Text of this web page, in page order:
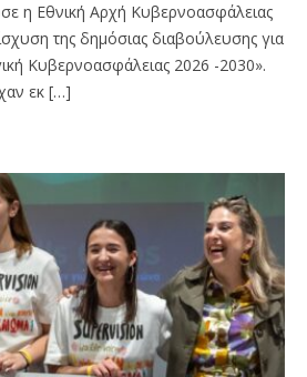
η Εθνική Αρχή Κυβερνοασφάλειας
της δημόσιας διαβούλευσης για
Κυβερνοασφάλειας 2026 -2030».
εκ […]